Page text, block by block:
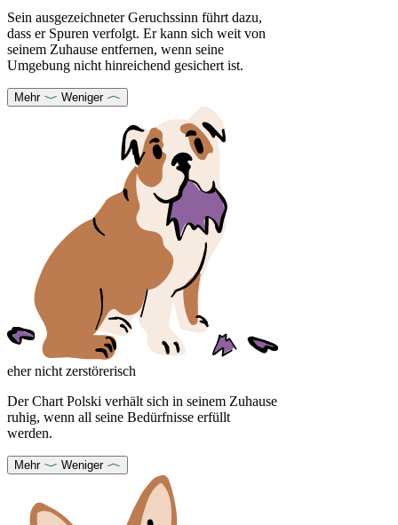
Sein ausgezeichneter Geruchssinn führt dazu,
dass er Spuren verfolgt. Er kann sich weit von
seinem Zuhause entfernen, wenn seine
Umgebung nicht hinreichend gesichert ist.
Mehr Weniger
eher nicht zerstörerisch
Der Chart Polski verhält sich in seinem Zuhause
ruhig, wenn all seine Bedürfnisse erfüllt
werden.
Mehr Weniger